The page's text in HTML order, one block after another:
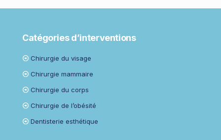
Catégories d’interventions
Chirurgie du visage
Chirurgie mammaire
Chirurgie du corps
Chirurgie de l’obésité
Dentisterie esthétique